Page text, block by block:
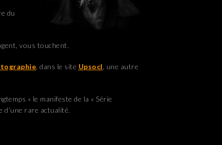
du
vous touchent.
, dans le site Upsocl , une autre
« le manifeste de la « Série
d’une rare actualité.